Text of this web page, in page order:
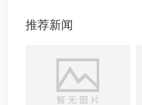
推荐新闻